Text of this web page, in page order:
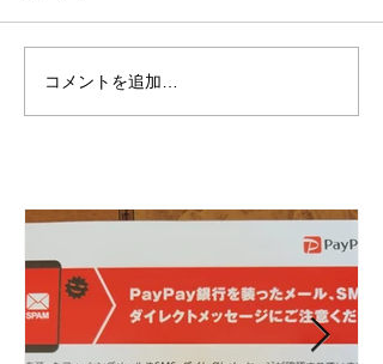
コメントを追加…